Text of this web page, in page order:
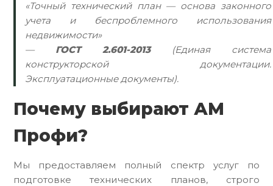
«Точный технический план — основа законного
учета и беспроблемного использования
недвижимости»
— ГОСТ 2.601-2013(Единая система
конструкторской документации.
Эксплуатационные документы).
Почему выбирают АМ
Профи?
Мы предоставляем полный спектр услуг по
подготовке технических планов, строго